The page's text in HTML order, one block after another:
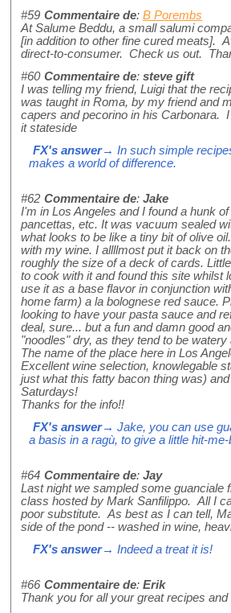
#59 Commentaire de: B Porembs
At Salume Beddu, a small salumi
[in addition to other fine cured meats].
direct-to-consumer. Check us out.
#60 Commentaire de: steve gift
I was telling my friend, Luigi that the
was taught in Roma, by my friend and
capers and pecorino in his
it stateside
FX's answer→ In such simple
makes a world of difference.
#62 Commentaire de: Jake
I'm in Los Angeles and I found a hunk
pancettas, etc. It was vacuum sealed
what looks to be like a tiny bit of olive
with my wine. I allllmost put it back on
roughly the size of a deck of cards.
to cook with it and found this site whilst
use it as a base flavor in conjunction
home farm) a la bolognese red sauce.
looking to have your pasta sauce and
deal, sure... but a fun and damn good
"noodles" dry, as they tend to be
The name of the place here in Los
Excellent wine selection, knowlegable
just what this fatty bacon thing was)
Saturdays!
Thanks for the info!!
FX's answer→ Jake, you can use
a basis in a ragù, to give a little hit-
#64 Commentaire de: Jay
Last night we sampled some guanciale
class hosted by Mark Sanfilippo. All I
poor substitute. As best as I can tell,
side of the pond -- washed in wine,
FX's answer→ Indeed a treat it is!
#66 Commentaire de: Erik
Thank you for all your great recipes